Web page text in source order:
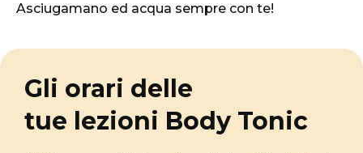
Asciugamano ed acqua sempre con te!
Gli orari delle
tue lezioni Body Tonic